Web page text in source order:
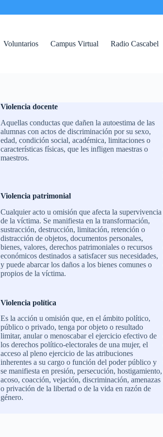
Voluntarios Campus Virtual Radio Cascabel
Violencia docente
Aquellas conductas que dañen la autoestima de las
alumnas con actos de discriminación por su sexo,
edad, condición social, académica, limitaciones o
características físicas, que les infligen maestras o
maestros.
Violencia patrimonial
Cualquier acto u omisión que afecta la supervivencia
de la víctima. Se manifiesta en la transformación,
sustracción, destrucción, limitación, retención o
distracción de objetos, documentos personales,
bienes, valores, derechos patrimoniales o recursos
económicos destinados a satisfacer sus necesidades,
y puede abarcar los daños a los bienes comunes o
propios de la víctima.
Violencia política
Es la acción u omisión que, en el ámbito político,
público o privado, tenga por objeto o resultado
limitar, anular o menoscabar el ejercicio efectivo de
los derechos político-electorales de una mujer, el
acceso al pleno ejercicio de las atribuciones
inherentes a su cargo o función del poder público y
se manifiesta en presión, persecución, hostigamiento,
acoso, coacción, vejación, discriminación, amenazas
o privación de la libertad o de la vida en razón de
género.